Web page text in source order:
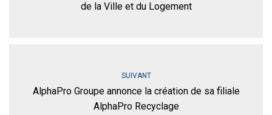
de la Ville et du Logement
SUIVANT
AlphaPro Groupe annonce la création de sa filiale
AlphaPro Recyclage